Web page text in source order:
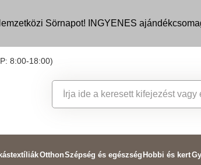
Sörnapot! INGYENES
8:00-18:00)
OtthonSzépség és egészség Hobbi és kert